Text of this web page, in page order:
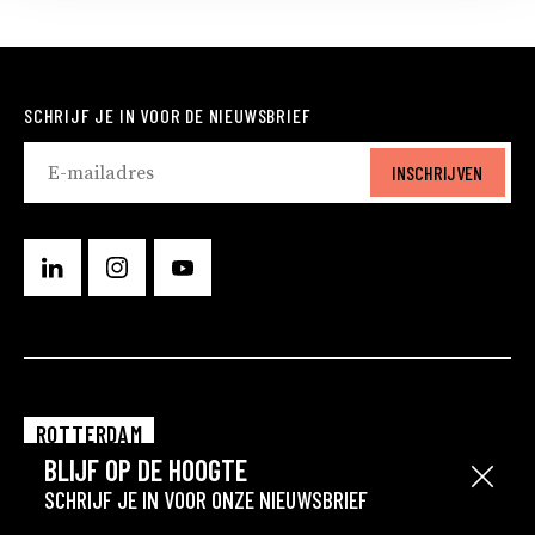
Sluit
BLIJF OP DE HOOGTE
SCHRIJF JE IN VOOR ONZE NIEUWSBRIEF
SCHRIJF JE IN VOOR DE NIEUWSBRIEF
INSCHRIJVEN
ROTTERDAM
EINDHOVEN
GRONINGEN